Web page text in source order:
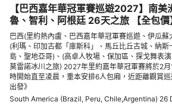
【巴西嘉年華冠軍賽巡遊2027】南美
魯、智利、阿根廷 26天之旅 【全包價
巴西(里約熱內盧、巴西嘉年華冠軍賽巡遊、伊瓜
(利瑪、印加古都「庫斯科」、馬丘比丘古城、納
島、聖地亞哥)、(高卓人牧場、保加區、探戈舞表
莫雷諾冰川之旅) 2027年里約嘉年華冠軍賽將於2
時開始直至凌晨，重本安排6人包廂，近距離觀賞
出發》
South America (Brazil, Peru, Chile,Argentina) 26